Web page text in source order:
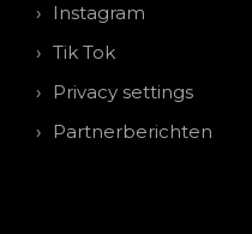
Instagram
Tik Tok
Privacy settings
Partnerberichten